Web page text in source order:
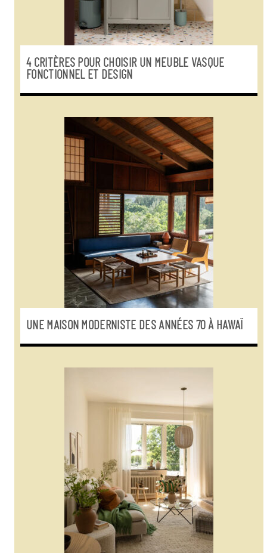
4 CRITÈRES POUR CHOISIR UN MEUBLE VASQUE
FONCTIONNEL ET DESIGN
UNE MAISON MODERNISTE DES ANNÉES 70 À HAWAÏ